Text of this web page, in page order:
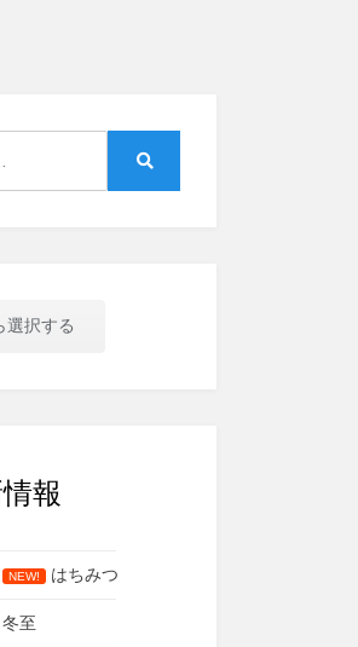
選択する
報
NEW! はちみつ
冬至